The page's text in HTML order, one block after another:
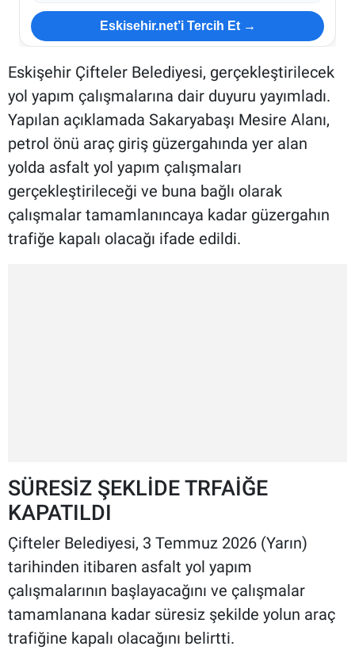
Eskisehir.net’i Tercih Et →
Eskişehir Çifteler Belediyesi, gerçekleştirilecek
yol yapım çalışmalarına dair duyuru yayımladı.
Yapılan açıklamada Sakaryabaşı Mesire Alanı,
petrol önü araç giriş güzergahında yer alan
yolda asfalt yol yapım çalışmaları
gerçekleştirileceği ve buna bağlı olarak
çalışmalar tamamlanıncaya kadar güzergahın
trafiğe kapalı olacağı ifade edildi.
SÜRESİZ ŞEKLİDE TRFAİĞE
KAPATILDI
Çifteler Belediyesi, 3 Temmuz 2026 (Yarın)
tarihinden itibaren asfalt yol yapım
çalışmalarının başlayacağını ve çalışmalar
tamamlanana kadar süresiz şekilde yolun araç
trafiğine kapalı olacağını belirtti.